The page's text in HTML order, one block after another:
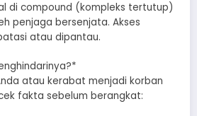
di compound (kompleks tertutup)
penjaga bersenjata. Akses
atau dipantau.
atau kerabat menjadi korban
fakta sebelum berangkat: